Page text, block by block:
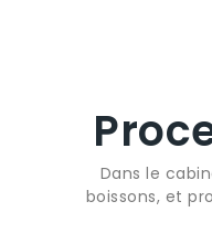
Dans le
boissons, et